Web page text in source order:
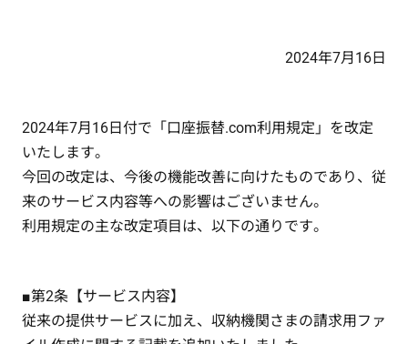
2024年7月16日
2024年7月16日付で「口座振替.com利用規定」を改定
いたします。
今回の改定は、今後の機能改善に向けたものであり、従
来のサービス内容等への影響はございません。
利用規定の主な改定項目は、以下の通りです。
■第2条【サービス内容】
従来の提供サービスに加え、収納機関さまの請求用ファ